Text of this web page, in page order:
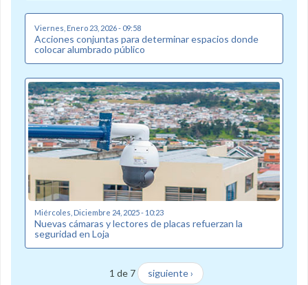
Viernes, Enero 23, 2026 - 09:58
Acciones conjuntas para determinar espacios donde
colocar alumbrado público
Miércoles, Diciembre 24, 2025 - 10:23
Nuevas cámaras y lectores de placas refuerzan la
seguridad en Loja
1 de 7 siguiente ›